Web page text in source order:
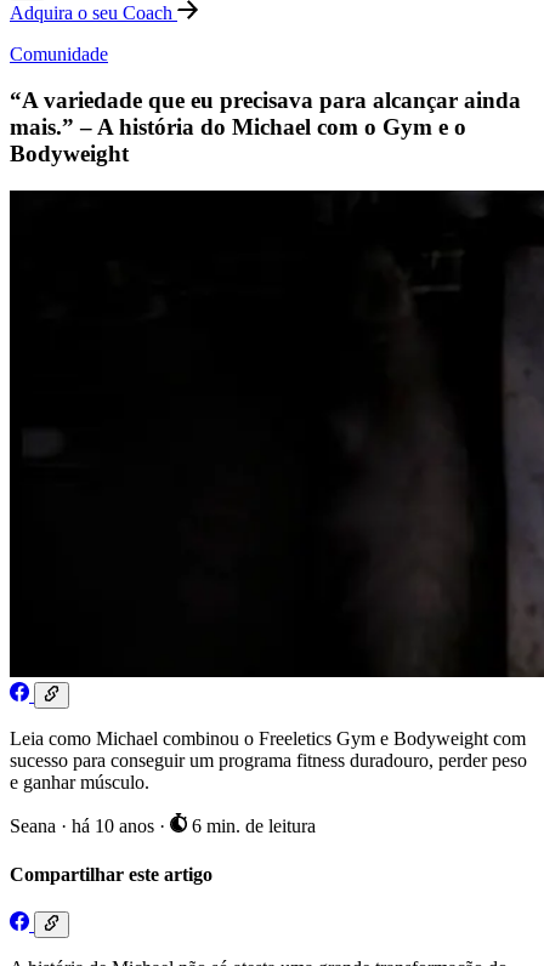
Adquira o seu Coach
Comunidade
“A variedade que eu precisava para alcançar ainda
mais.” – A história do Michael com o Gym e o
Bodyweight
Leia como Michael combinou o Freeletics Gym e Bodyweight com
sucesso para conseguir um programa fitness duradouro, perder peso
e ganhar músculo.
Seana · há 10 anos · 6 min. de leitura
Compartilhar este artigo